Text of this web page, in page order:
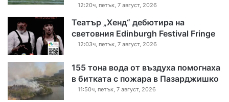
12:20ч, петък, 7 август, 2026
Театър „Хенд“ дебютира на
световния Edinburgh Festival Fringe
12:03ч, петък, 7 август, 2026
155 тона вода от въздуха помогнаха
в битката с пожара в Пазарджишко
11:50ч, петък, 7 август, 2026